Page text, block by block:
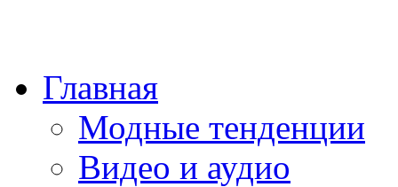
Главная
Модные тенденции
Видео и аудио